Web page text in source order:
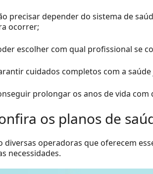
precisar depender do sistema de
ocorrer;
escolher com qual profissional se
cuidados completos com a
prolongar os anos de vida
os planos de
diversas operadoras que oferecem
necessidades.